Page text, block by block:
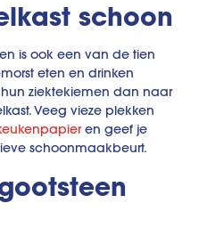
schoon
is ook een van de tien
eten en drinken
ziektekiemen dan naar
Veeg vieze plekken
en geef je
schoonmaakbeurt.